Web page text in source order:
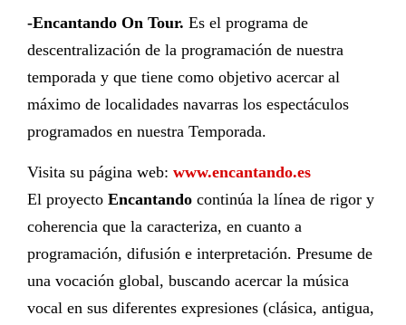
-Encantando On Tour. Es el programa de
descentralización de la programación de nuestra
temporada y que tiene como objetivo acercar al
máximo de localidades navarras los espectáculos
programados en nuestra Temporada.
Visita su página web: www.encantando.es
El proyecto Encantando continúa la línea de rigor y
coherencia que la caracteriza, en cuanto a
programación, difusión e interpretación. Presume de
una vocación global, buscando acercar la música
vocal en sus diferentes expresiones (clásica, antigua,